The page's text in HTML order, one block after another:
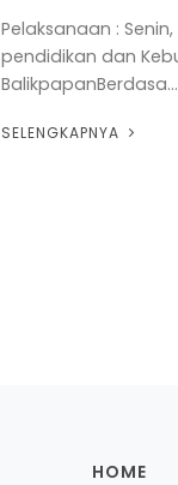
Pelaksanaan :
pendidikan dan
BalikpapanBerdasa...
SELENGKAPNYA
HOME